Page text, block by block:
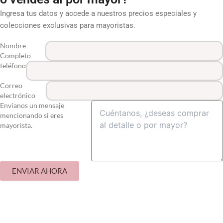
Ingresa tus datos y accede a nuestros precios especiales y
colecciones exclusivas para mayoristas.
Nombre
Completo
teléfono
Correo
electrónico
Envianos un mensaje
mencionando si eres
mayorista.
ENVIAR AHORA